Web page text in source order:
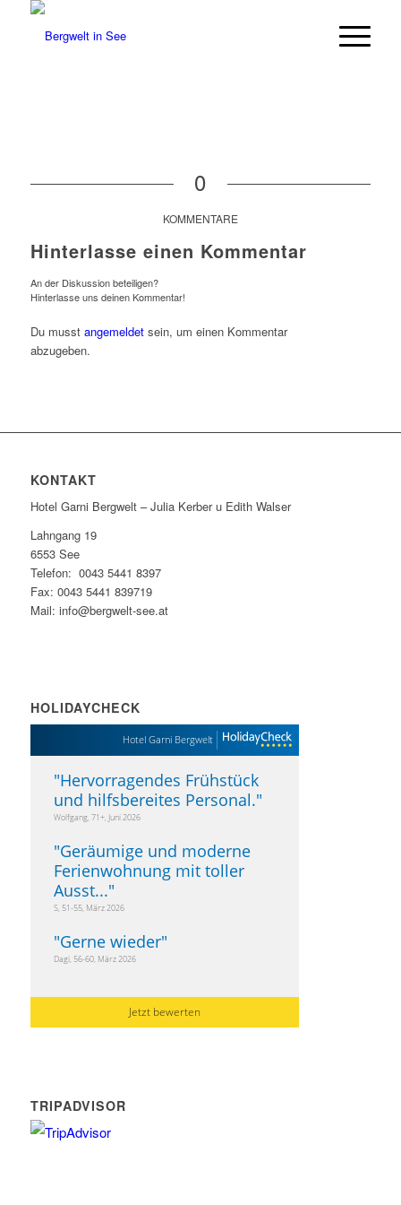
0
KOMMENTARE
Hinterlasse einen Kommentar
An der Diskussion beteiligen?
Hinterlasse uns deinen Kommentar!
Du musst angemeldetsein, um einen Kommentar
abzugeben.
KONTAKT
Hotel Garni Bergwelt – Julia Kerber u Edith Walser
Lahngang 19
6553 See
Telefon: 0043 5441 8397
Fax: 0043 5441 839719
Mail: info@bergwelt-see.at
HOLIDAYCHECK
Hotel Garni Bergwelt
"Hervorragendes Frühstück
und hilfsbereites Personal."
Wolfgang, 71+, Juni 2026
"Geräumige und moderne
Ferienwohnung mit toller
Ausst..."
S, 51-55, März 2026
"Gerne wieder"
Dagi, 56-60, März 2026
Jetzt bewerten
TRIPADVISOR